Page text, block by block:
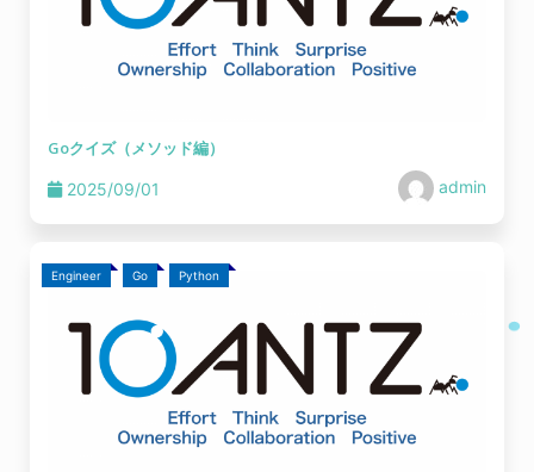
Goクイズ（メソッド編）
2025/09/01 admin
Engineer Go Python